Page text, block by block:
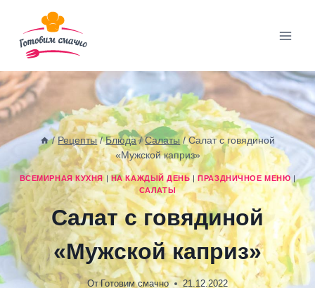
содержимому
/ Рецепты / Блюда / Салаты / Салат с говядиной
«Мужской каприз»
ВСЕМИРНАЯ КУХНЯ| НА КАЖДЫЙ ДЕНЬ|ПРАЗДНИЧНОЕ МЕНЮ|
САЛАТЫ
Салат с говядиной
«Мужской каприз»
От Готовим смачно 21.12.2022